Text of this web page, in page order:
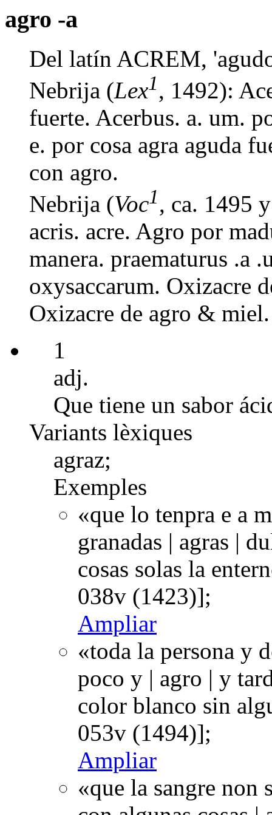
agro -a
Del latín ACREM,
Nebrija (Lex1, 1492):
fuerte. Acerbus. a. um.
e. por cosa agra aguda
con agro.
Nebrija (Voc1, ca. 1495
acris. acre. Agro por
manera. praematurus .a
oxysaccarum. Oxizacre
Oxizacre de agro &
1
adj.
Que tiene un sabor
Variants lèxiques
agraz;
Exemples
«que lo tenpra e a
granadas | agras |
cosas solas la
038v (1423)];
Ampliar
«toda la persona y
poco y | agro | y
color blanco sin
053v (1494)];
Ampliar
«que la sangre non